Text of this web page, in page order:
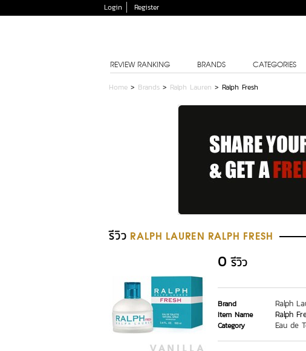
Login Register
REVIEW RANKING BRANDS CATEGORIES
Home > Brands > Ralph Lauren > Ralph Fresh
รีวิว RALPH LAUREN RALPH FRESH
0 รีวิว
Brand Ralph
Item Name Ralph
Category Eau de